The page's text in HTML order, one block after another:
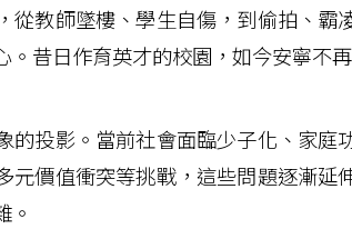
從教師墜樓、學生自傷，到偷拍、霸
。昔日作育英才的校園，如今安寧不再
的投影。當前社會面臨少子化、家庭
元價值衝突等挑戰，這些問題逐漸延
。